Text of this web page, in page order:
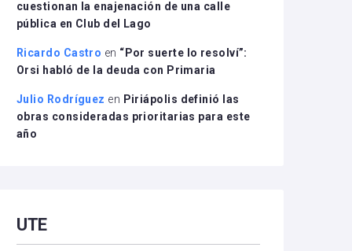
cuestionan la enajenación de una calle
pública en Club del Lago
Ricardo Castro en “Por suerte lo resolví”:
Orsi habló de la deuda con Primaria
Julio Rodríguez en Piriápolis definió las
obras consideradas prioritarias para este
año
UTE